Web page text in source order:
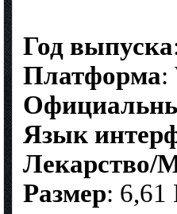
Год выпуска
Платформа:
Язык
Лекарство/
Размер: 6,61